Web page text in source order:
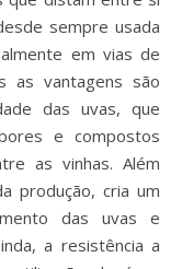
sempre usada
em vias de
as vantagens são
das uvas, que
e compostos
as vinhas. Além
produção, cria um
das uvas e
a resistência a